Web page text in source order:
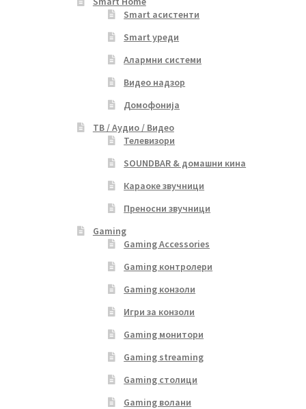
Smart асистенти
Smart уреди
Алармни системи
Видео надзор
Домофонија
ТВ / Аудио / Видео
Телевизори
SOUNDBAR & домашни кина
Караоке звучници
Преносни звучници
Gaming
Gaming Accessories
Gaming контролери
Gaming конзоли
Игри за конзоли
Gaming монитори
Gaming streaming
Gaming столици
Gaming волани